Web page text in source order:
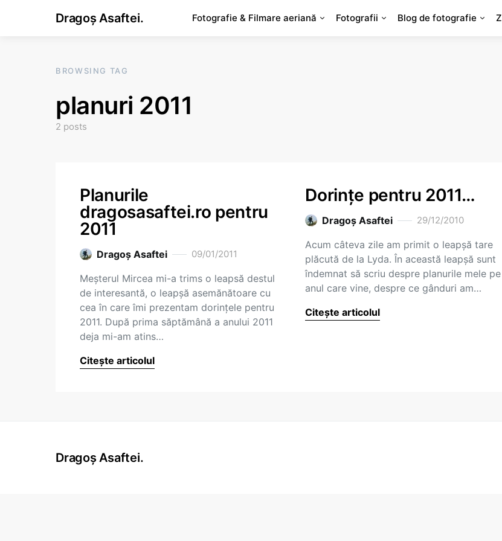
Dragoș Asaftei. Fotografie & Filmare aeriană Fotografii Blog de fotografie
BROWSING TAG
planuri 2011
2 posts
Planurile
dragosasaftei.ro pentru
2011
Dragoş Asaftei 09/01/2011
Meşterul Mircea mi-a trims o leapsă destul
de interesantă, o leapşă asemănătoare cu
cea în care îmi prezentam dorinţele pentru
2011. După prima săptămână a anului 2011
deja mi-am atins…
Citește articolul
Dorinţe pentru 2011…
Dragoş Asaftei 29/12/2010
Acum câteva zile am primit o leapşă tare
plăcută de la Lyda. În această leapşă sunt
îndemnat să scriu despre planurile mele pe
anul care vine, despre ce gânduri am…
Citește articolul
Dragoș Asaftei.